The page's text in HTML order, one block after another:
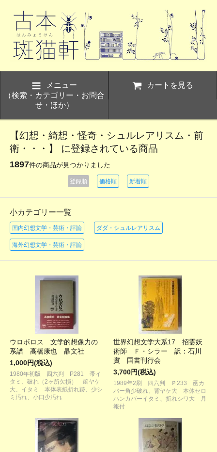
メニュー
（検索・カテゴリー・お問合
せ・ほか）
カートを見る
【幻想・綺想・怪奇・シュルレアリスム・前
衛・・・】 に登録されている商品
1897件の商品が見つかりました
登録順 価格順 新着順
小カテゴリー一覧
国内幻想文学・芸術・評論 ダダ・シュルレアリスム
海外幻想文学・芸術・評論
ウロボロス 文学的想像力の
系譜 高橋康也 晶文社
1,000円(税込)
1980年初版 四六判 P281 帯イ
タミ、破れ（2ヶ所欠損） 函ヤケ
大、イタミ 本体表紙折れ跡、少シ
ミ汚れ、小口少汚れ
世界幻想文学大系17 招霊妖
術師 Ｆ・シラー 訳：石川
實 国書刊行会
3,700円(税込)
1989年2刷 四六判 Ｐ233 函カ
バー角少破れ、背ヤケ大 本体セロ
ハンカバーイタミ、折れシワ大 月
報付